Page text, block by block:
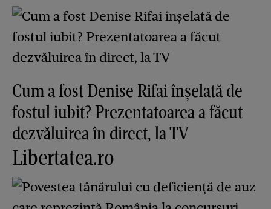
Cum a fost Denise Rifai înșelată de
fostul iubit? Prezentatoarea a făcut
dezvăluirea în direct, la TV
Libertatea.ro